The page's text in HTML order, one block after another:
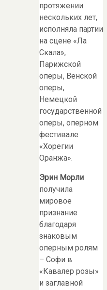
протяжении
нескольких лет,
исполняла партии
на сцене «Ла
Скала»,
Парижской
оперы, Венской
оперы,
Немецкой
государственной
оперы, оперном
фестивале
«Хорегии
Оранжа».
Эрин Морли
получила
мировое
признание
благодаря
знаковым
оперным ролям
– Софи в
«Кавалер розы»
и заглавной